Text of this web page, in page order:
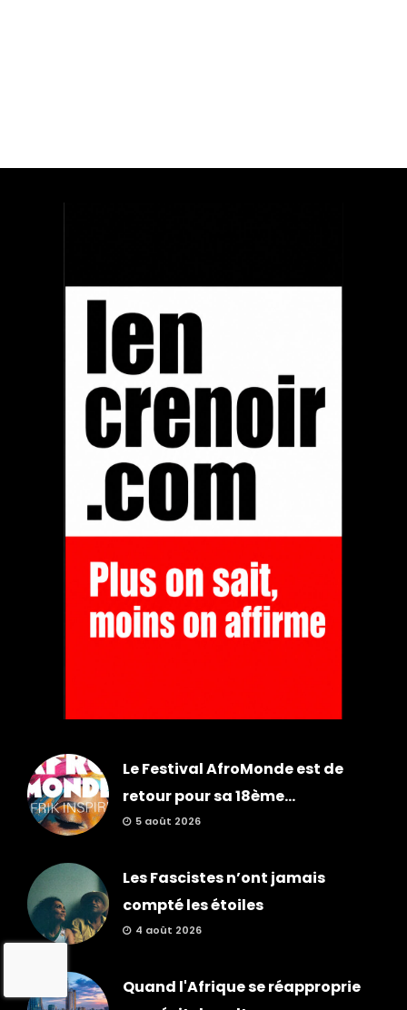
Le Festival AfroMonde est de
retour pour sa 18ème...
5 août 2026
Les Fascistes n’ont jamais
compté les étoiles
4 août 2026
Quand l'Afrique se réapproprie